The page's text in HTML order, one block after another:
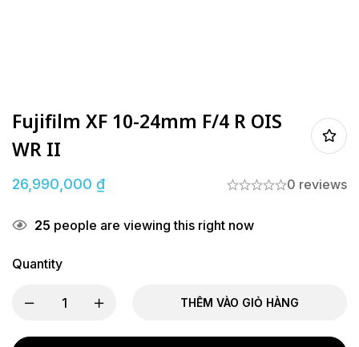
Fujifilm XF 10-24mm F/4 R OIS
WR II
26,990,000 ₫ 0 reviews
25 people are viewing this right now
Quantity
THÊM VÀO GIỎ HÀNG